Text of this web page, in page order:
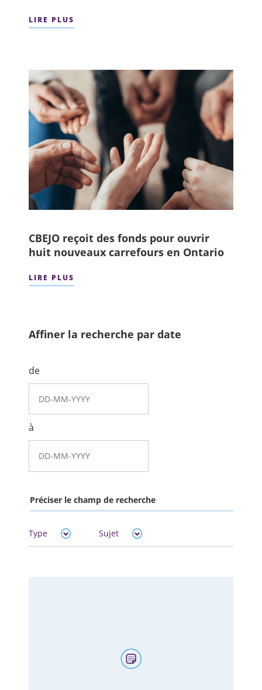
LIRE PLUS
CBEJO reçoit des fonds pour ouvrir
huit nouveaux carrefours en Ontario
LIRE PLUS
Affiner la recherche par date
de
à
Préciser le champ de recherche
Type Sujet